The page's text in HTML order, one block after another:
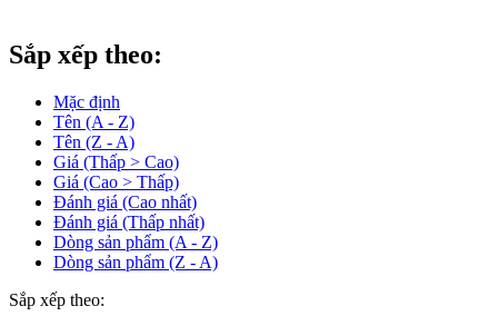
Sắp xếp theo:
Mặc định
Tên (A - Z)
Tên (Z - A)
Giá (Thấp > Cao)
Giá (Cao > Thấp)
Đánh giá (Cao nhất)
Đánh giá (Thấp nhất)
Dòng sản phẩm (A - Z)
Dòng sản phẩm (Z - A)
Sắp xếp theo: